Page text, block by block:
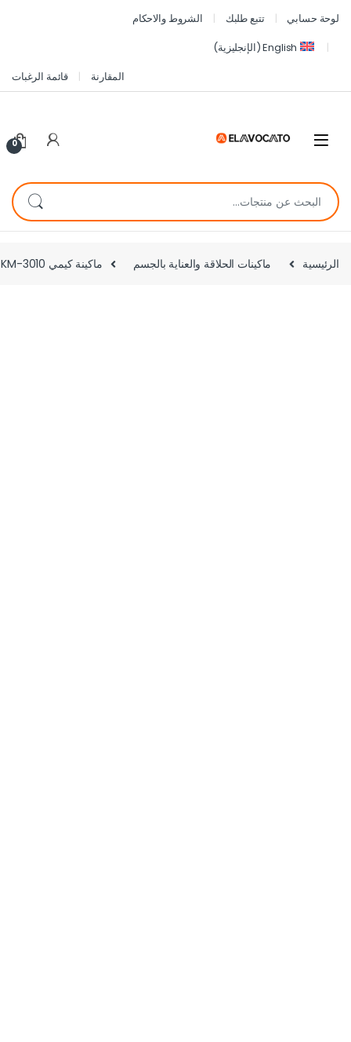
لوحة حسابي تتبع طلبك
الشروط والاحكام
English
(الإنجليزية)
المقارنة
قائمة الرغبات
0
الرئيسية ماكينات الحلاقة والعناية بالجسم ماكينة كيمي KM-3010 لإزالة الشعر 3 في 1 – مزيل شعر للسيدات + مزيل الجلد الميت + شفرة حلاقة – أفضل سعر في مصر